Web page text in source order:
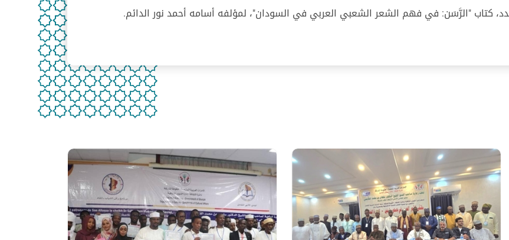
كتاب "الرَّسَن: في فهم الشعر الشعبي العربي في السودان"، لمؤلفه أسامه أحمد نور الدائم.